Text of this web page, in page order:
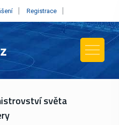
Registrace
světa